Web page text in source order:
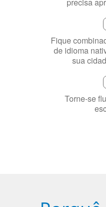
Diga-nos
precisa
Fique
de idioma
sua